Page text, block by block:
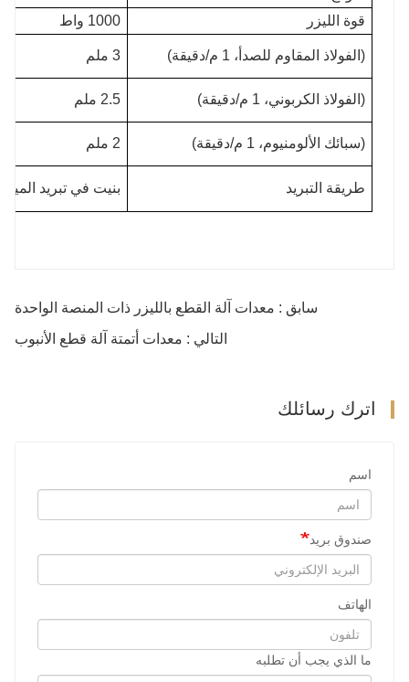
قوة الليزر
1000 واط
(الفولاذ المقاوم للصدأ، 1 م/دقيقة) 3 ملم
(الفولاذ الكربوني، 1 م/دقيقة) 2.5 ملم
(سبائك الألومنيوم، 1 م/دقيقة) 2 ملم
طريقة التبريد بنيت في تبريد المياه
سابق : معدات آلة القطع بالليزر ذات المنصة الواحدة
التالي : معدات أتمتة آلة قطع الأنبوب
اترك رسائلك
اسم
صندوق بريد
الهاتف
ما الذي يجب أن تطلبه